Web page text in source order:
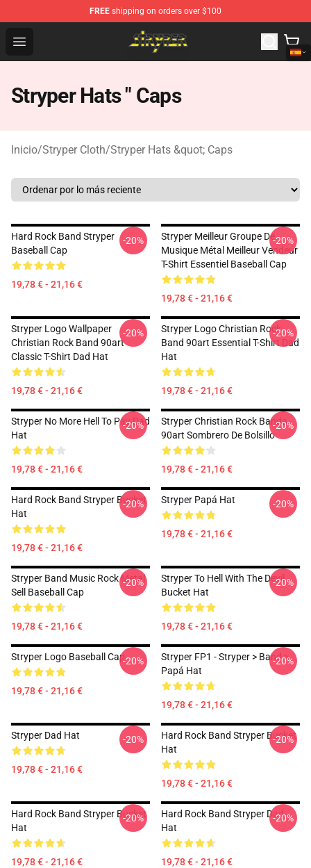
FREE shipping on orders over $100
Open menu
Stryper Store - Official Stryper Merchandise Shop
Stryper Hats " Caps
Inicio/Stryper Cloth/Stryper Hats &quot; Caps
Hard Rock Band Stryper
Baseball Cap
19,78 € - 21,16 €
-20%
Stryper Meilleur Groupe De
Musique Métal Meilleur Vendeur
T-Shirt Essentiel Baseball Cap
19,78 € - 21,16 €
-20%
Stryper Logo Wallpaper
Christian Rock Band 90art
Classic T-Shirt Dad Hat
19,78 € - 21,16 €
-20%
Stryper Logo Christian Rock
Band 90art Essential T-Shirt Dad
Hat
19,78 € - 21,16 €
-20%
Stryper No More Hell To Pay Dad
Hat
19,78 € - 21,16 €
-20%
Stryper Christian Rock Banda
90art Sombrero De Bolsillo
19,78 € - 21,16 €
-20%
Hard Rock Band Stryper Bucket
Hat
19,78 € - 21,16 €
-20% Stryper Papá Hat
19,78 € - 21,16 €
-20%
Stryper Band Music Rock Metal
Sell Baseball Cap
19,78 € - 21,16 €
-20%
Stryper To Hell With The Devil
Bucket Hat
19,78 € - 21,16 €
-20%
Stryper Logo Baseball Cap
19,78 € - 21,16 €
-20%
Stryper FP1 - Stryper > Band >
Papá Hat
19,78 € - 21,16 €
-20%
Stryper Dad Hat
19,78 € - 21,16 €
-20%
Hard Rock Band Stryper Bucket
Hat
19,78 € - 21,16 €
-20%
Hard Rock Band Stryper Bucket
Hat
19,78 € - 21,16 €
-20%
Hard Rock Band Stryper Dad
Hat
19,78 € - 21,16 €
-20%